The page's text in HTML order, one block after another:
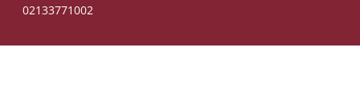
02133771002